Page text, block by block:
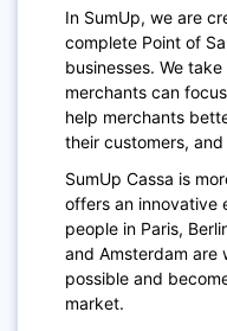
In SumUp, we are
complete Point of
businesses. We
merchants can
help merchants
their customers,
SumUp Cassa is
offers an innovative
people in Paris,
and Amsterdam are
possible and
market.